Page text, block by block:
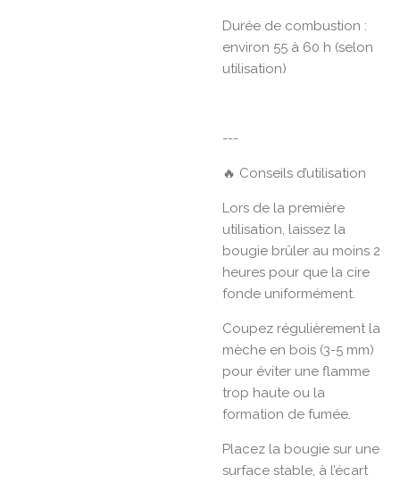
Durée de combustion :
environ 55 à 60 h (selon
utilisation)
---
🔥 Conseils d’utilisation
Lors de la première
utilisation, laissez la
bougie brûler au moins 2
heures pour que la cire
fonde uniformément.
Coupez régulièrement la
mèche en bois (3-5 mm)
pour éviter une flamme
trop haute ou la
formation de fumée.
Placez la bougie sur une
surface stable, à l’écart